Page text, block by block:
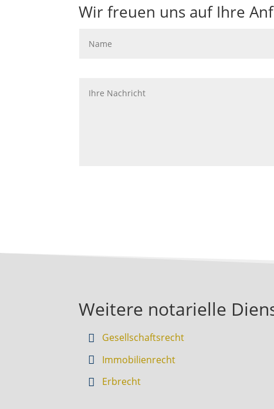
Wir freuen uns auf Ihre
Weitere notarielle
Gesellschaftsrecht
Immobilienrecht
Erbrecht